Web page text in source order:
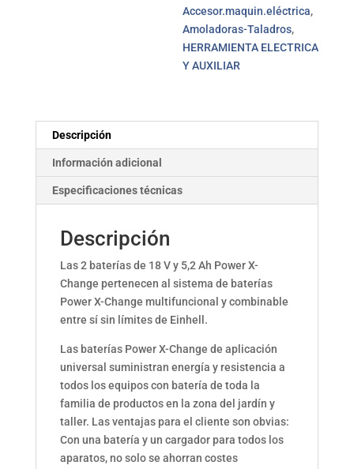
Accesor.maquin.eléctrica,
Amoladoras-Taladros,
HERRAMIENTA ELECTRICA
Y AUXILIAR
Descripción
Información adicional
Especificaciones técnicas
Descripción
Las 2 baterías de 18 V y 5,2 Ah Power X-
Change pertenecen al sistema de baterías
Power X-Change multifuncional y combinable
entre sí sin límites de Einhell.
Las baterías Power X-Change de aplicación
universal suministran energía y resistencia a
todos los equipos con batería de toda la
familia de productos en la zona del jardín y
taller. Las ventajas para el cliente son obvias:
Con una batería y un cargador para todos los
aparatos, no solo se ahorran costes